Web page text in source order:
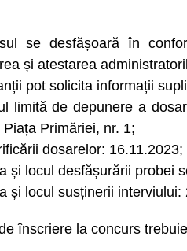
se desfășoară în
și atestarea
pot solicita informații
limită de depunere a
Primăriei, nr. 1;
dosarelor: 16.11.2023;
și locul desfășurării probei
și locul susținerii
înscriere la concurs